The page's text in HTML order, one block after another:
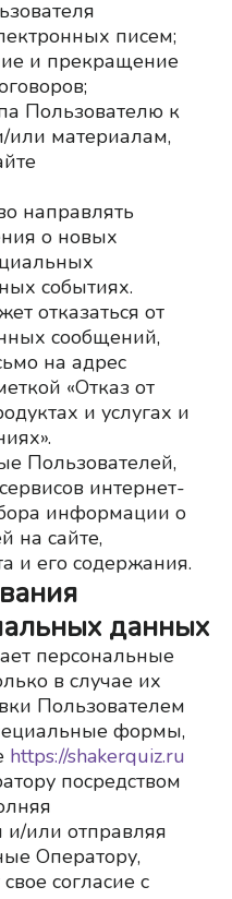
писем;
Пользователю к
или материалам,
направлять
о новых
событиях.
отказаться от
сообщений,
на адрес
«Отказ от
и услугах и
Пользователей,
интернет-
информации о
на сайте,
и его содержания.
данных
персональные
в случае их
Пользователем
формы,
https://shakerquiz.ru
посредством
или отправляя
Оператору,
согласие с